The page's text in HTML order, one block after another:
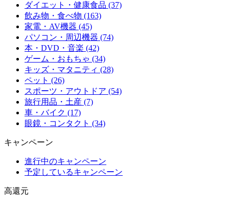
ダイエット・健康食品 (37)
飲み物・食べ物 (163)
家電・AV機器 (45)
パソコン・周辺機器 (74)
本・DVD・音楽 (42)
ゲーム・おもちゃ (34)
キッズ・マタニティ (28)
ペット (26)
スポーツ・アウトドア (54)
旅行用品・土産 (7)
車・バイク (17)
眼鏡・コンタクト (34)
キャンペーン
進行中のキャンペーン
予定しているキャンペーン
高還元